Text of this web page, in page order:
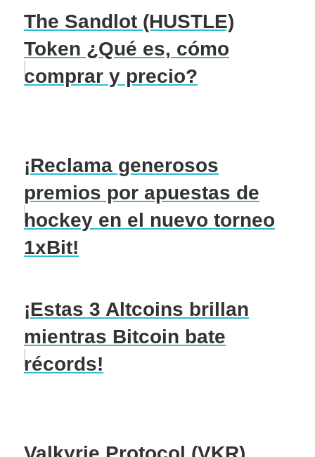
The Sandlot (HUSTLE)
Token ¿Qué es, cómo
comprar y precio?
¡Reclama generosos
premios por apuestas de
hockey en el nuevo torneo
1xBit!
¡Estas 3 Altcoins brillan
mientras Bitcoin bate
récords!